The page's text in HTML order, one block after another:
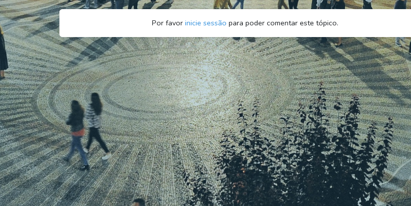
Por favor inicie sessão para poder comentar este tópico.